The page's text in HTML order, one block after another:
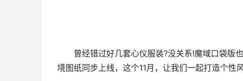
曾经错过好几套心仪服装?没关系!魔域口袋版也
境图纸同步上线，这个11月，让我们一起打造个性